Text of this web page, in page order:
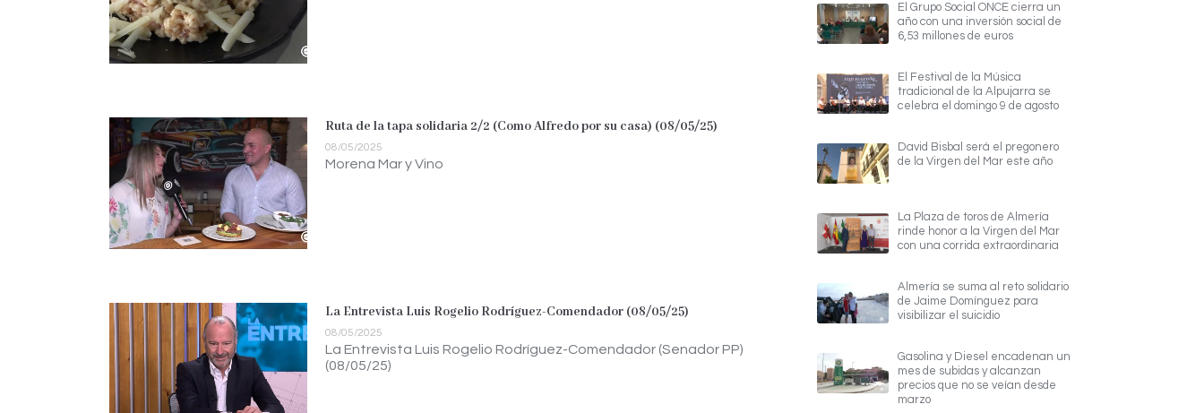
Ruta de la tapa solidaria 2/2 (Como Alfredo por su casa) (08/05/25)
08/05/2025
Morena Mar y Vino
La Entrevista Luis Rogelio Rodríguez-Comendador (08/05/25)
08/05/2025
La Entrevista Luis Rogelio Rodríguez-Comendador (Senador PP)
(08/05/25)
El Grupo Social ONCE cierra un
año con una inversión social de
6,53 millones de euros
El Festival de la Música
tradicional de la Alpujarra se
celebra el domingo 9 de agosto
David Bisbal será el pregonero
de la Virgen del Mar este año
La Plaza de toros de Almería
rinde honor a la Virgen del Mar
con una corrida extraordinaria
Almería se suma al reto solidario
de Jaime Domínguez para
visibilizar el suicidio
Gasolina y Diesel encadenan un
mes de subidas y alcanzan
precios que no se veían desde
marzo